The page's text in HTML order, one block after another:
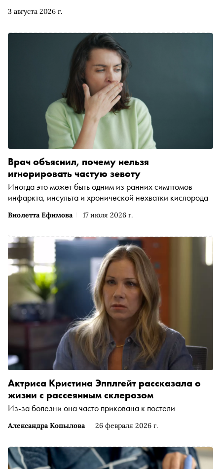
3 августа 2026 г.
подобранная терапия и предупреждение повторных
первых симптомов до получения необходимого лечения,
журнал «Сноб» поговорил с внештатным неврологом
Министерства здравоохранения Московской области
Максимом Викторовичем Суторминым
Виолетта Ефимова 17 июля 2026 г.
Врач объяснил, почему нельзя
игнорировать частую зевоту
Иногда это может быть одним из ранних симптомов
инфаркта, инсульта и хронической нехватки кислорода
Александра Копылова 26 февраля 2026 г.
Актриса Кристина Эпплгейт рассказала о
жизни с рассеянным склерозом
Из-за болезни она часто прикована к постели